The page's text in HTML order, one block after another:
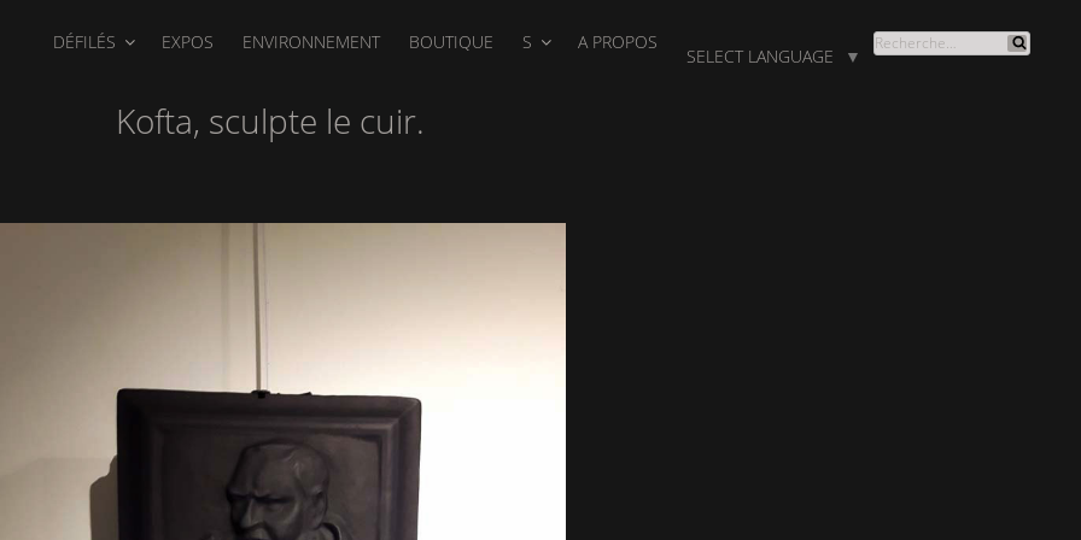
DÉFILÉS EXPOS ENVIRONNEMENT BOUTIQUE S A PROPOS
SELECT LANGUAGE ▼
RECHERCHE
Recherche
Kofta, sculpte le cuir.